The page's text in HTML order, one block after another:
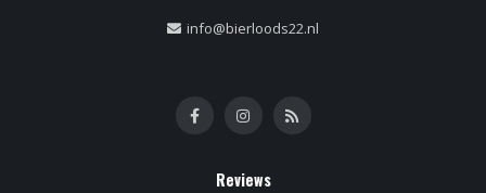
info@bierloods22.nl
Reviews